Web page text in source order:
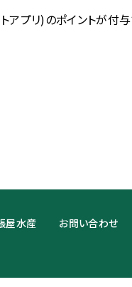
プリ)のポイントが付与
屋水産 お問い合わせ